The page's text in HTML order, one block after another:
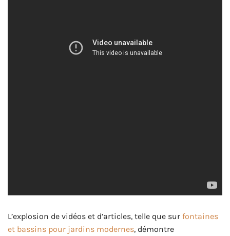
L’explosion de vidéos et d’articles, telle que sur fontaines
et bassins pour jardins modernes, démontre